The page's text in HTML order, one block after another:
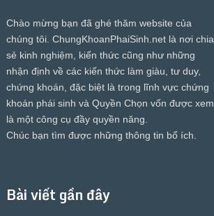
Chào mừng bạn đã ghé thăm website của
chúng tôi. ChungKhoanPhaiSinh.netlà nơi chia
sẻ kinh nghiệm, kiến thức cũng như những
nhận định về các kiến thức làm giàu, tư duy,
chứng khoán, đặc biệt là trong lĩnh vực chứng
khoán phái sinh và Quyền Chọn vốn được xem
là một công cụ đầy quyền năng.
Chúc bạn tìm được những thông tin bổ ích.
Bài viết gần đây